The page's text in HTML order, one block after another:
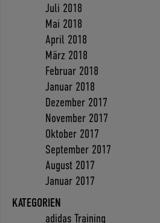
Juli 2018
Mai 2018
April 2018
März 2018
Februar 2018
Januar 2018
Dezember 2017
November 2017
Oktober 2017
September 2017
August 2017
Januar 2017
KATEGORIEN
adidas Training